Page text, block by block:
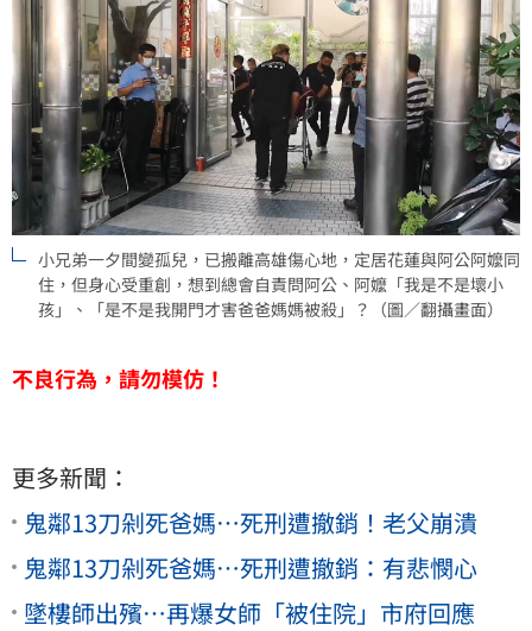
小兄弟一夕間變孤兒，已搬離高雄傷心地，定居花蓮與阿公阿嬤同
住，但身心受重創，想到總會自責問阿公、阿嬤「我是不是壞小
孩」、「是不是我開門才害爸爸媽媽被殺」？（圖／翻攝畫面）
不良行為，請勿模仿！
更多新聞：
鬼鄰13刀剁死爸媽…死刑遭撤銷！老父崩潰
鬼鄰13刀剁死爸媽…死刑遭撤銷：有悲憫心
墜樓師出殯…再爆女師「被住院」市府回應